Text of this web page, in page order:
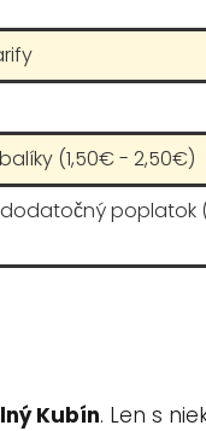
(1,50€ - 2,50€)
poplatok
Kubín. Len s